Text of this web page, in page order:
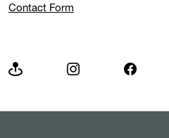
Contact Form